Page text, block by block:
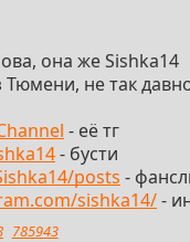
она же Sishka14
не так
- её тг
- бусти
posts -
sishka14/-
785943